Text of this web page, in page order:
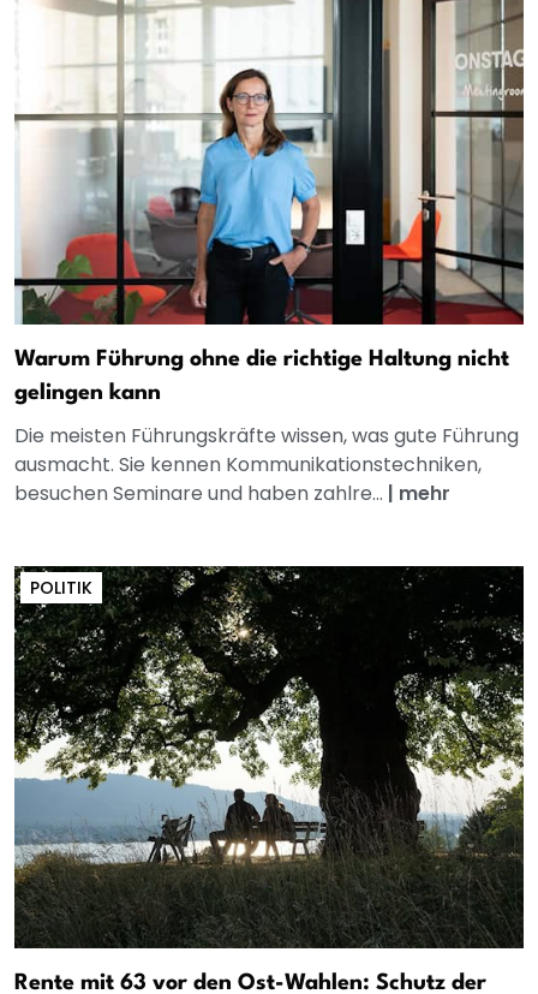
Warum Führung ohne die richtige Haltung nicht
gelingen kann
Die meisten Führungskräfte wissen, was gute Führung
ausmacht. Sie kennen Kommunikationstechniken,
besuchen Seminare und haben zahlre... | mehr
POLITIK
Rente mit 63 vor den Ost-Wahlen: Schutz der